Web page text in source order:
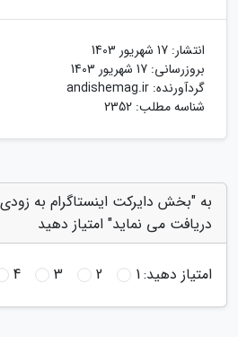
انتشار: 17 شهریور 1403
بروزرسانی: 17 شهریور 1403
گردآورنده: andishemag.ir
شناسه مطلب: 2352
به "بخش دایرکت اینستاگرام به
دریافت می نماید" امتیاز دهید
امتیاز دهید:1
2
3
4